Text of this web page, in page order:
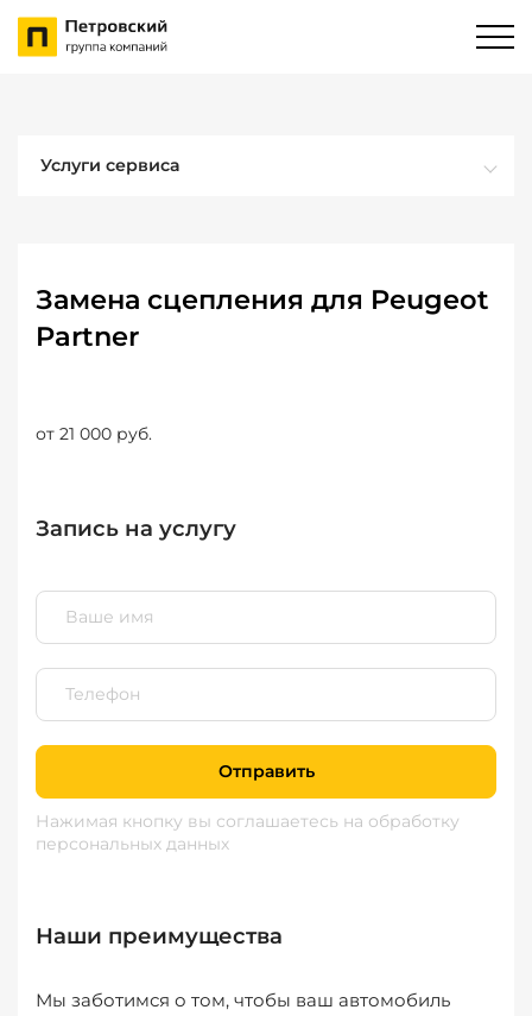
Услуги сервиса
Замена сцепления для Peugeot
Partner
от 21 000 руб.
Запись на услугу
Отправить
Нажимая кнопку вы соглашаетесь на обработку
персональных данных
Наши преимущества
Мы заботимся о том, чтобы ваш автомобиль